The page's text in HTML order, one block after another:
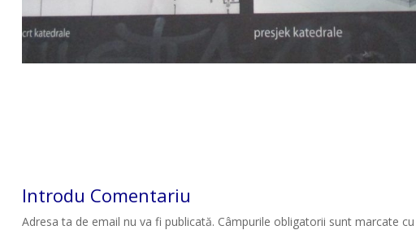
Introdu Comentariu
Adresa ta de email nu va fi publicată. Câmpurile obligatorii sunt marcate